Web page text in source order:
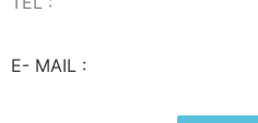
E- MAIL :